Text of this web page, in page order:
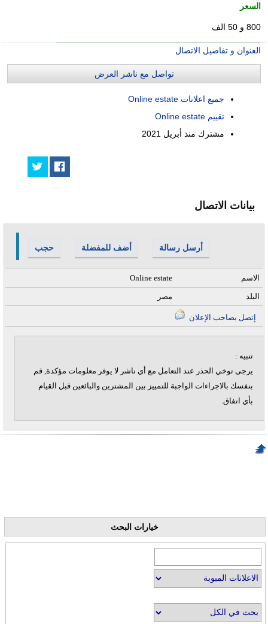
السعر
800 و 50 الف
العنوان و تفاصيل الاتصال
تواصل مع ناشر العرض
جميع اعلانات Online estate
تقييم Online estate
مشترك منذ أبريل 2021
بيانات الاتصال
حجب أضف للمفضلة أرسل رسالة
Online estate الاسم
مصر البلد
تنبيه :
يرجى توخي الحذر عند التعامل مع أي ناشر لا يوفر معلومات مؤكدة, قم
بنفسك بالاجراءات الواجبة للتمييز بين المشترين والبائعين قبل القيام
بأي اتفاق.
خيارات البحث